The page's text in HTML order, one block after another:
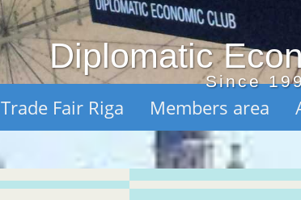
Diplomatic
Since
Trade Fair Riga Members area